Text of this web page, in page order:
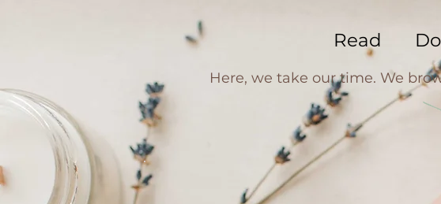
Read
Here, we take our time. We